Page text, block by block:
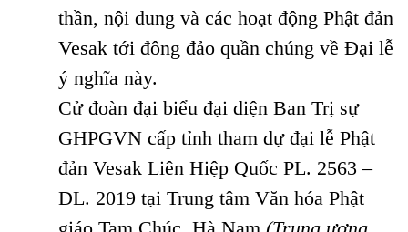
thần, nội dung và các hoạt động Phật đản
Vesak tới đông đảo quần chúng về Đại lễ
ý nghĩa này.
Cử đoàn đại biểu đại diện Ban Trị sự
GHPGVN cấp tỉnh tham dự đại lễ Phật
đản Vesak Liên Hiệp Quốc PL. 2563 –
DL. 2019 tại Trung tâm Văn hóa Phật